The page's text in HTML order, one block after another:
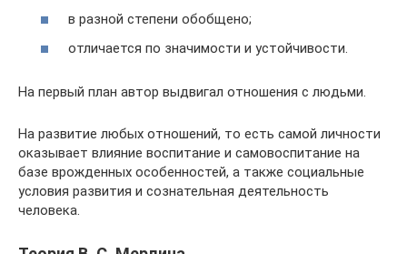
в разной степени обобщено;
отличается по значимости и устойчивости.
На первый план автор выдвигал отношения с людьми.
На развитие любых отношений, то есть самой личности
оказывает влияние воспитание и самовоспитание на
базе врожденных особенностей, а также социальные
условия развития и сознательная деятельность
человека.